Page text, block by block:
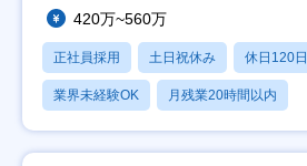
420万~560万
正社員採用 土日祝休み 休日120
業界未経験OK 月残業20時間以内